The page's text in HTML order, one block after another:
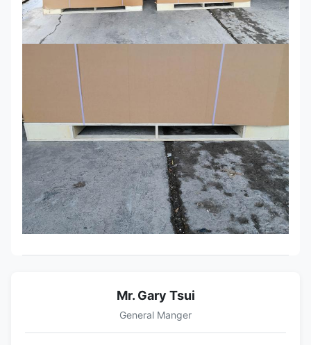
Mr. Gary Tsui
General Manger